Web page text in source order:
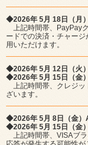
◆2026年 5月 18日（月
上記時間帯、PayPay
ードでの決済・チャー
用いただけます。
◆2026年 5月 12日（火
◆2026年 5月 15日（金
上記時間帯、クレジッ
ざいます。
◆2026年 5月 8日（金）
◆2026年 5月 15日（金
上記時間帯、VISAブ